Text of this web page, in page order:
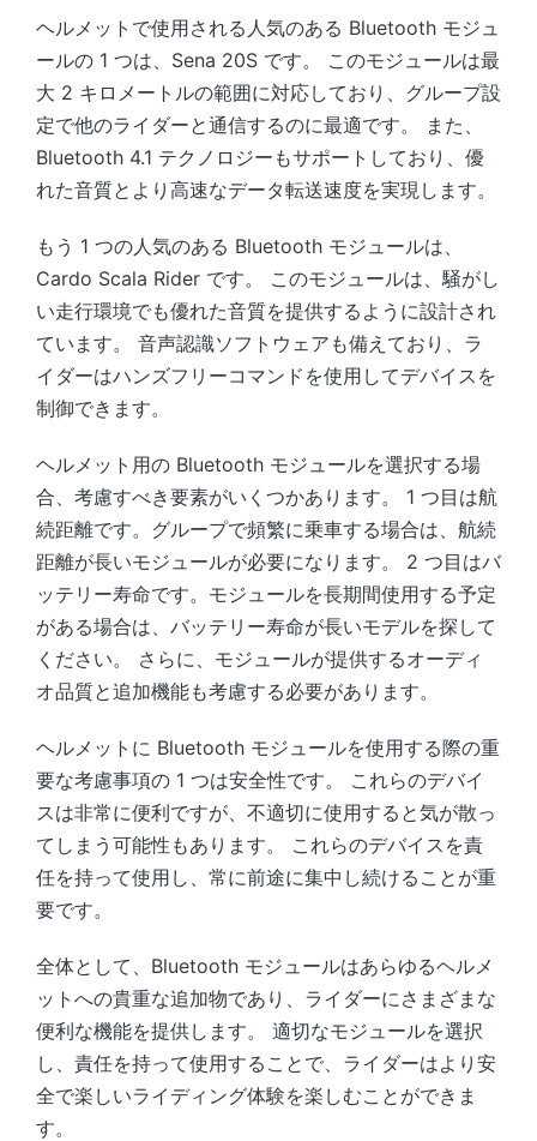
ヘルメットで使用される人気のある Bluetooth モジュ
ールの 1 つは、Sena 20S です。 このモジュールは最
大 2 キロメートルの範囲に対応しており、グループ設
定で他のライダーと通信するのに最適です。 また、
Bluetooth 4.1 テクノロジーもサポートしており、優
れた音質とより高速なデータ転送速度を実現します。
もう 1 つの人気のある Bluetooth モジュールは、
Cardo Scala Rider です。 このモジュールは、騒がし
い走行環境でも優れた音質を提供するように設計され
ています。 音声認識ソフトウェアも備えており、ラ
イダーはハンズフリーコマンドを使用してデバイスを
制御できます。
ヘルメット用の Bluetooth モジュールを選択する場
合、考慮すべき要素がいくつかあります。 1 つ目は航
続距離です。グループで頻繁に乗車する場合は、航続
距離が長いモジュールが必要になります。 2 つ目はバ
ッテリー寿命です。モジュールを長期間使用する予定
がある場合は、バッテリー寿命が長いモデルを探して
ください。 さらに、モジュールが提供するオーディ
オ品質と追加機能も考慮する必要があります。
ヘルメットに Bluetooth モジュールを使用する際の重
要な考慮事項の 1 つは安全性です。 これらのデバイ
スは非常に便利ですが、不適切に使用すると気が散っ
てしまう可能性もあります。 これらのデバイスを責
任を持って使用し、常に前途に集中し続けることが重
要です。
全体として、Bluetooth モジュールはあらゆるヘルメ
ットへの貴重な追加物であり、ライダーにさまざまな
便利な機能を提供します。 適切なモジュールを選択
し、責任を持って使用することで、ライダーはより安
全で楽しいライディング体験を楽しむことができま
す。